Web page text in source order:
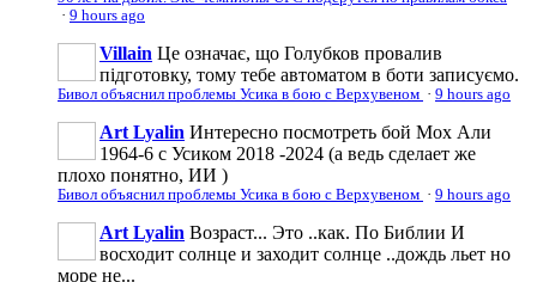
· 9 hours ago
Villain Це означає, що Голубков провалив
підготовку, тому тебе автоматом в боти записуємо.
Бивол объяснил проблемы Усика в бою с Верхувеном · 9 hours ago
Art Lyalin Интересно посмотреть бой Мох Али
1964-6 с Усиком 2018 -2024 (а ведь сделает же
плохо понятно, ИИ )
Бивол объяснил проблемы Усика в бою с Верхувеном · 9 hours ago
Art Lyalin Возраст... Это ..как. По Библии И
восходит солнце и заходит солнце ..дождь льет но
море не...